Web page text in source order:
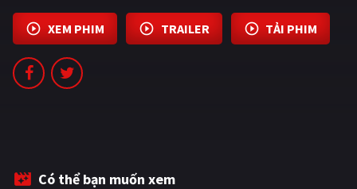
PHIM MỚI
PHIM BỘ
XEM PHIM TRAILER TẢI PHIM
Có thể bạn muốn xem